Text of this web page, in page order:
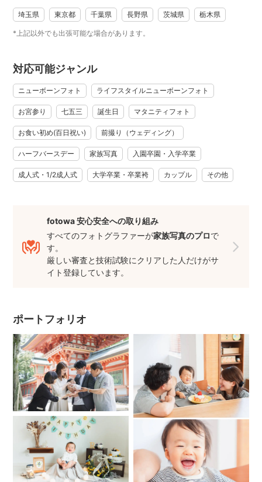
*
*
*
ご予約の前にぜひ「質問する」ボタンより
ご依頼内容をお送りください。
①ご希望日（できれば候補日2,3日）・お時間帯（お宮参りや
七五三の場合、ご祈祷の前、後どちらで撮影をご希望か）
②撮影内容
③撮影場所
（撮影許可が必要な神社仏閣や公園は
許可申請を事前にお願いします）
（最寄駅やバス停から徒歩10分以上の場合は送迎をお願いし
ております🙇）
④お名前・お子様の年齢・撮影に参加する人数
（お子様のお名前は、当日お呼びするためにお伺いさせてい
ただいておりますので、ひらがなで構いません）
を送っていただきこちらで承認させていただき、予約完了と
なります。
こちらから『ご予約確定いたしました』というメッセージを
24時間以内に送らせていただいておりますが、予約リクエス
トを送ったのに私からご予約確定メッセージがない場合、予
約が出来ていない可能性があるので再度予約リクエストの送
信をよろしくお願いいたします。
⚠️また予約は先着順となります。お問い合わせのみでは予約
は完了しておりません。必ず予約リクエストを送信していた
だき、こちらから『ご予約確定いたしました』とメッセージ
を送らせていただくので、そちらが届いたら予約完了となり
ますのでご注意ください。
埼玉県 東京都 千葉県 長野県 茨城県 栃木県
*上記以外でも出張可能な場合があります。
対応可能ジャンル
ニューボーンフォト ライフスタイルニューボーンフォト
お宮参り 七五三 誕生日 マタニティフォト
お食い初め(百日祝い) 前撮り（ウェディング）
ハーフバースデー 家族写真 入園卒園・入学卒業
成人式・1/2成人式 大学卒業・卒業袴 カップル その他
fotowa 安心安全への取り組み
すべてのフォトグラファーが家族写真のプロで
す。
厳しい審査と技術試験にクリアした人だけがサ
イト登録しています。
ポートフォリオ